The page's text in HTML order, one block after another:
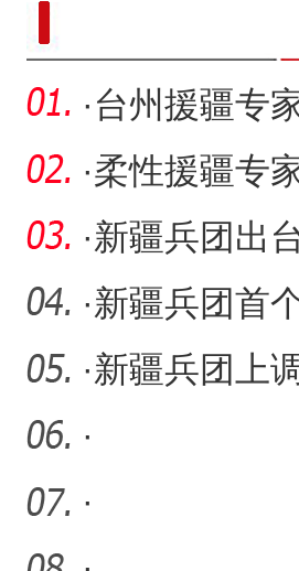
·台州援疆专
了每一份精
出
·柔性援疆专
浙大邵逸夫
入
·新疆兵团出
称评审全流
·新疆兵团首
项支持方案
·新疆兵团上
本养老保险基
·
·